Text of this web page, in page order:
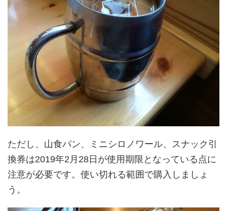
ただし、山食パン、ミニシロノワール、スナック引
換券は2019年2月28日が使用期限となっている点に
注意が必要です。使い切れる範囲で購入しましょ
う。